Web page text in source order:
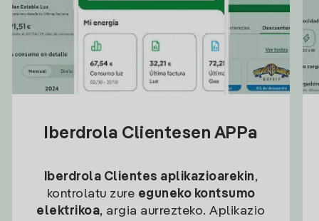
Iberdrola Clientesen APPa
Iberdrola Clientes aplikazioarekin,
kontrolatu zure eguneko kontsumo
elektrikoa, argia aurrezteko. Aplikazio